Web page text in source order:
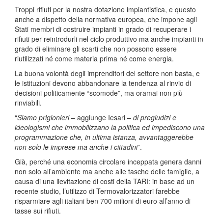
Troppi rifiuti per la nostra dotazione impiantistica, e questo
anche a dispetto della normativa europea, che impone agli
Stati membri di costruire impianti in grado di recuperare i
rifiuti per reintrodurli nel ciclo produttivo ma anche impianti in
grado di eliminare gli scarti che non possono essere
riutilizzati né come materia prima né come energia.
La buona volontà degli imprenditori del settore non basta, e
le istituzioni devono abbandonare la tendenza al rinvio di
decisioni politicamente “scomode”, ma oramai non più
rinviabili.
“Siamo prigionieri– aggiunge Iesari – di pregiudizi e
ideologismi che immobilizzano la politica ed impediscono una
programmazione che, in ultima istanza, avvantaggerebbe
non solo le imprese ma anche i cittadini”.
Già, perché una economia circolare inceppata genera danni
non solo all’ambiente ma anche alle tasche delle famiglie, a
causa di una lievitazione di costi della TARI: in base ad un
recente studio, l’utilizzo di Termovalorizzatori farebbe
risparmiare agli italiani ben 700 milioni di euro all’anno di
tasse sui rifiuti.